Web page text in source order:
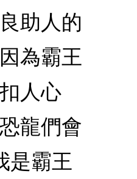
助人的
為霸王
人心
龍們會
是霸王